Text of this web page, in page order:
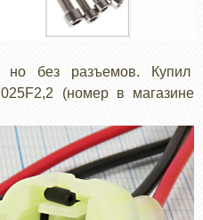
без разъемов. Купил
(номер в магазине